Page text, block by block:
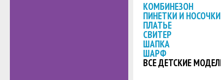
КОМБИНЕЗОН
ПИНЕТКИ И НОСОЧКИ
ПЛАТЬЕ
СВИТЕР
ШАПКА
ШАРФ
ВСЕ ДЕТСКИЕ